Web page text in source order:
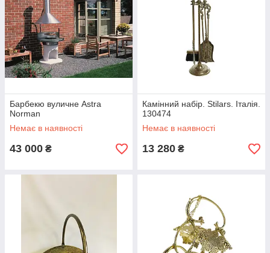
Барбекю вуличне Astra
Norman
Немає в наявності
43 000 ₴
Камінний набір. Stilars. Італія.
130474
Немає в наявності
13 280 ₴